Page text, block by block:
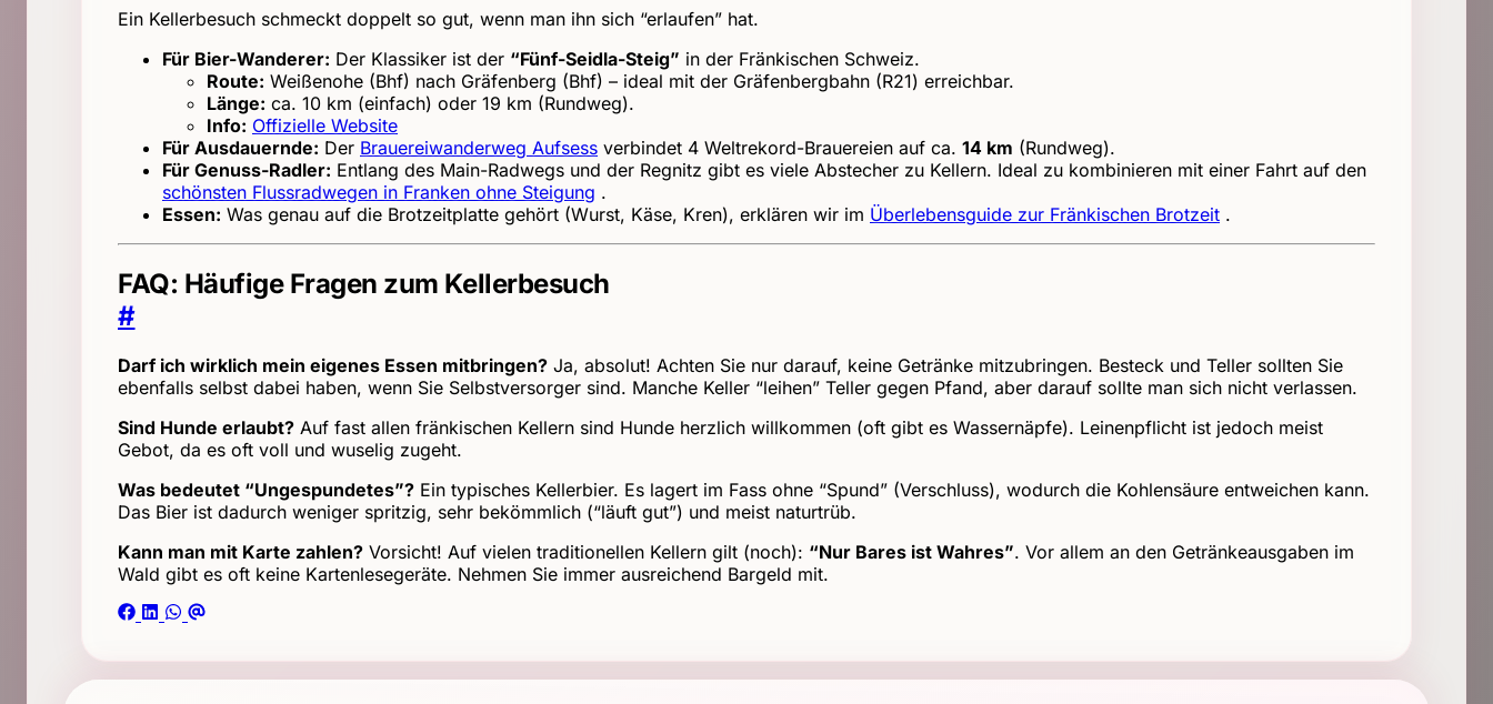
Ein Kellerbesuch schmeckt doppelt so gut, wenn man ihn sich “erlaufen” hat.
Für Bier-Wanderer: Der Klassiker ist der “Fünf-Seidla-Steig” in der Fränkischen Schweiz.
Route: Weißenohe (Bhf) nach Gräfenberg (Bhf) – ideal mit der Gräfenbergbahn (R21) erreichbar.
Länge: ca. 10 km (einfach) oder 19 km (Rundweg).
Info: Offizielle Website
Für Ausdauernde: Der Brauereiwanderweg Aufsess verbindet 4 Weltrekord-Brauereien auf ca. 14 km (Rundweg).
Für Genuss-Radler: Entlang des Main-Radwegs und der Regnitz gibt es viele Abstecher zu Kellern. Ideal zu kombinieren mit einer Fahrt auf den
schönsten Flussradwegen in Franken ohne Steigung .
Essen: Was genau auf die Brotzeitplatte gehört (Wurst, Käse, Kren), erklären wir im Überlebensguide zur Fränkischen Brotzeit .
FAQ: Häufige Fragen zum Kellerbesuch
#
Darf ich wirklich mein eigenes Essen mitbringen? Ja, absolut! Achten Sie nur darauf, keine Getränke mitzubringen. Besteck und Teller sollten Sie
ebenfalls selbst dabei haben, wenn Sie Selbstversorger sind. Manche Keller “leihen” Teller gegen Pfand, aber darauf sollte man sich nicht verlassen.
Sind Hunde erlaubt? Auf fast allen fränkischen Kellern sind Hunde herzlich willkommen (oft gibt es Wassernäpfe). Leinenpflicht ist jedoch meist
Gebot, da es oft voll und wuselig zugeht.
Was bedeutet “Ungespundetes”? Ein typisches Kellerbier. Es lagert im Fass ohne “Spund” (Verschluss), wodurch die Kohlensäure entweichen kann.
Das Bier ist dadurch weniger spritzig, sehr bekömmlich (“läuft gut”) und meist naturtrüb.
Kann man mit Karte zahlen? Vorsicht! Auf vielen traditionellen Kellern gilt (noch): “Nur Bares ist Wahres”. Vor allem an den Getränkeausgaben im
Wald gibt es oft keine Kartenlesegeräte. Nehmen Sie immer ausreichend Bargeld mit.